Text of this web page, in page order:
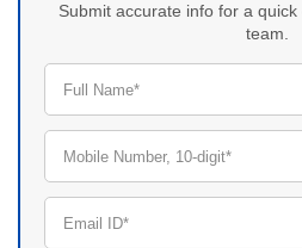
Submit accurate info for a
team.
Full Name*
Mobile Number, 10-digit*
Email ID*